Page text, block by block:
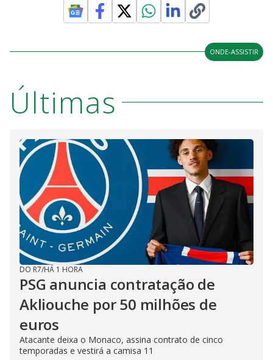
ONDE-ASSISTIR
Últimas
DO R7/HÁ 1 HORA
PSG anuncia contratação de
Akliouche por 50 milhões de
euros
Atacante deixa o Monaco, assina contrato de cinco
temporadas e vestirá a camisa 11